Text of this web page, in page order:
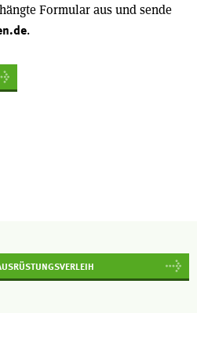
Formular aus und sende
.